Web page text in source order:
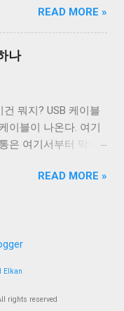
영 체제에서 윈도우
동작하게 해주는
. 하지만 Type A 컨넥
하 대칭으로 24개의
는 Type C 컨넥터는
C - Type C 케이블
이블을 만나게 된다.
A 컨넥터는 상황이
A 컨넥터는 너무
USB를 통한 데이터
시키기 위함이지,
은 아니었다. 따라
바이스는 별도의 전
충전은 USB가 본래
나 PMP 플레이어들
다. 어차피 데이터 통
충전 포트를 만드는
마다 독자적인 USB
CDP 데이터 전송 가
대 0.5A(USB 2.0) 최
압을 가해 핸드셰이
READ MORE »
나
건 뭐지? USB 케이블
이블이 나온다. 여기
은 여기서부터 막막
2보다 좋은 것일
3.2에서 규정하는 모
버전을 포함하는 방식
3.1 표준은 USB 3.0
READ MORE »
Elkan
rights reserved